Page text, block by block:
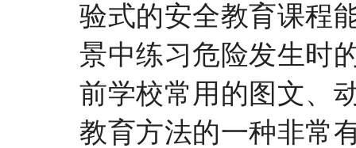
验式的安全教育课程
景中练习危险发生时
前学校常用的图文、
教育方法的一种非常